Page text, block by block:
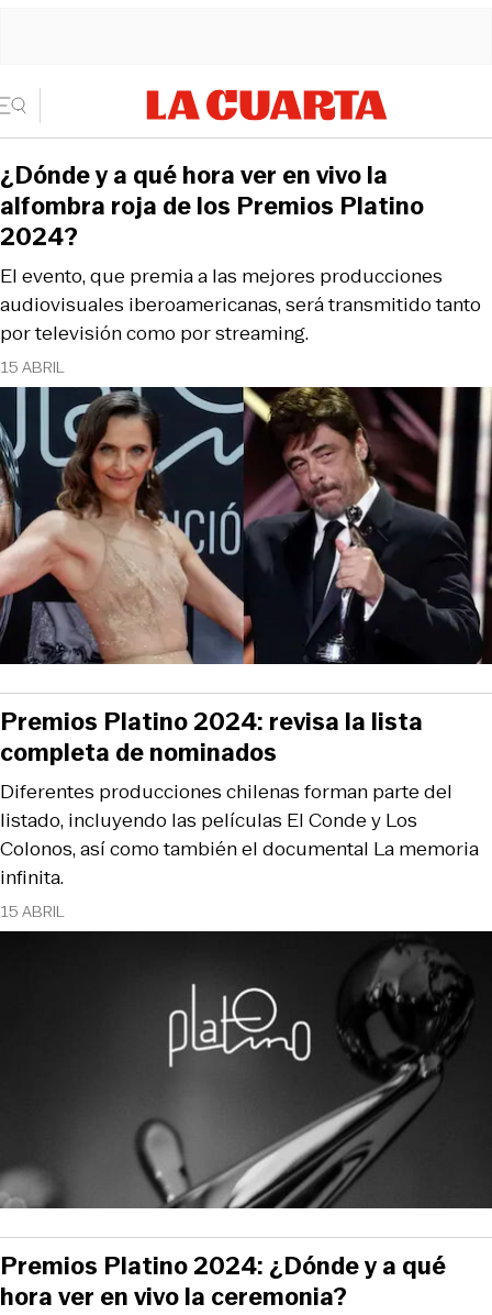
15 ABRIL
El evento, que premia a las mejores producciones
audiovisuales iberoamericanas, será transmitido tanto
por televisión como por streaming.
¿Dónde y a qué hora ver en vivo la
alfombra roja de los Premios Platino
2024?
15 ABRIL
Diferentes producciones chilenas forman parte del
listado, incluyendo las películas El Conde y Los
Colonos, así como también el documental La memoria
infinita.
Premios Platino 2024: revisa la lista
completa de nominados
Premios Platino 2024: ¿Dónde y a qué
hora ver en vivo la ceremonia?